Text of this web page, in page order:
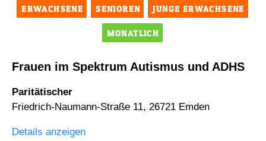
Frauen im Spektrum Autismus und ADHS
Paritätischer
Friedrich-Naumann-Straße 11, 26721 Emden
Details anzeigen
ERWACHSENE SENIOREN JUNGE ERWACHSENE
MONATLICH